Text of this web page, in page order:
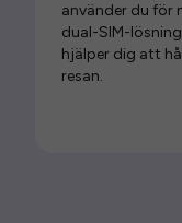
använder du för
dual-SIM-
hjälper dig att
resan.